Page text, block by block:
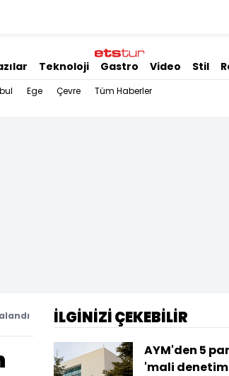
Teknoloji Gastro Video Stil
Ege Çevre Tüm Haberler
İLGİNİZİ ÇEKEBİLİR
AYM'den 5
'mali